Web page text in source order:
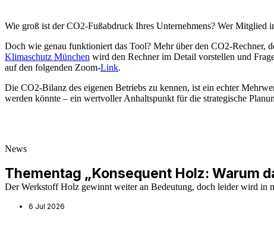
Wie groß ist der CO2-Fußabdruck Ihres Unternehmens? Wer Mitglied
Doch wie genau funktioniert das Tool? Mehr über den CO2-Rechner,
Klimaschutz München wird den Rechner im Detail vorstellen und
auf den folgenden Zoom-Link.
Die CO2-Bilanz des eigenen Betriebs zu kennen, ist ein echter
werden könnte – ein wertvoller Anhaltspunkt für die strategische
News
Thementag „Konsequent Holz: Warum
Der Werkstoff Holz gewinnt weiter an Bedeutung, doch leider wird
6 Jul 2026